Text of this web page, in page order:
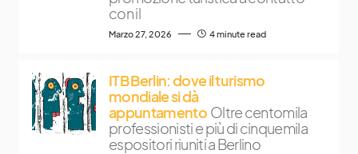
con il
Marzo 27, 2026 4 minute read
ITB Berlin: dove il turismo
mondiale si dà
appuntamento Oltre centomila
professionisti e più di cinquemila
espositori riuniti a Berlino